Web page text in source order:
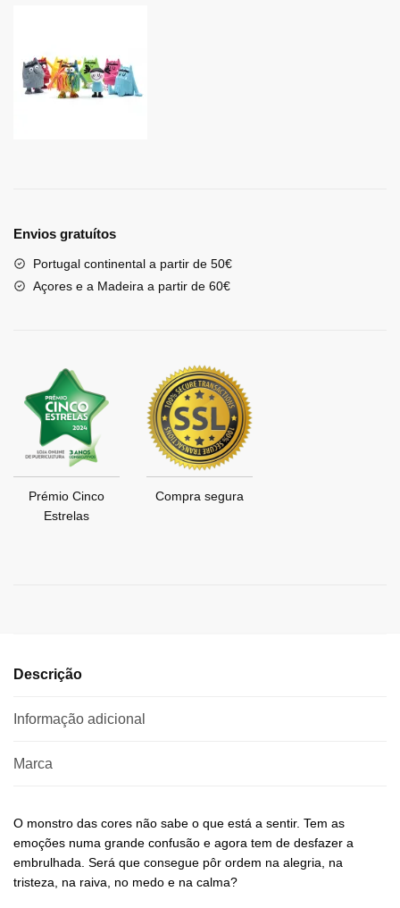
Envios gratuítos
Portugal continental a partir de 50€
Açores e a Madeira a partir de 60€
Prémio Cinco
Estrelas
Compra segura
Descrição
Informação adicional
Marca
O monstro das cores não sabe o que está a sentir. Tem as
emoções numa grande confusão e agora tem de desfazer a
embrulhada. Será que consegue pôr ordem na alegria, na
tristeza, na raiva, no medo e na calma?